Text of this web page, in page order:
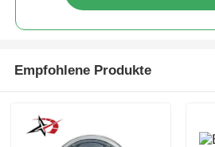
Empfohlene Produkte